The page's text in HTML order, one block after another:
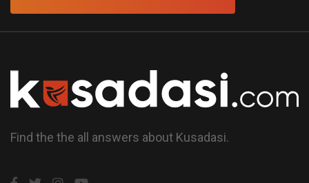
Find the the all answers about Kusadasi.